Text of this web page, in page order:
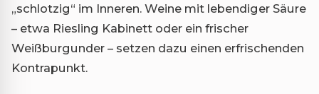
„schlotzig“ im Inneren. Weine mit lebendiger Säure
– etwa Riesling Kabinett oder ein frischer
Weißburgunder – setzen dazu einen erfrischenden
Kontrapunkt.